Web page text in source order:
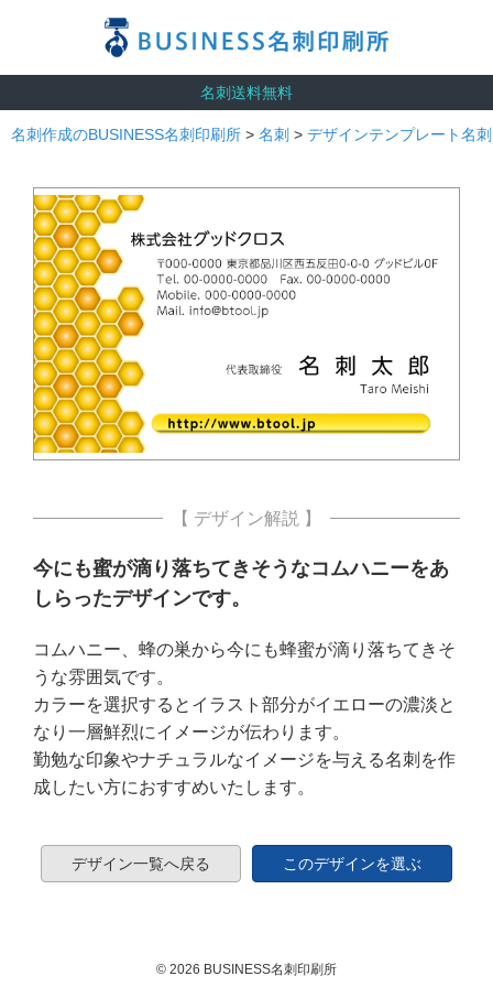
名刺送料無料
名刺作成のBUSINESS名刺印刷所 > 名刺 > デザインテンプレート名刺
【 デザイン解説 】
今にも蜜が滴り落ちてきそうなコムハニーをあ
しらったデザインです。
コムハニー、蜂の巣から今にも蜂蜜が滴り落ちてきそ
うな雰囲気です。
カラーを選択するとイラスト部分がイエローの濃淡と
なり一層鮮烈にイメージが伝わります。
勤勉な印象やナチュラルなイメージを与える名刺を作
成したい方におすすめいたします。
デザイン一覧へ戻る このデザインを選ぶ
© 2026 BUSINESS名刺印刷所